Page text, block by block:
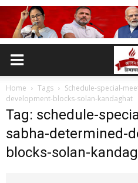
Home Tags
Schedule-special-
development-blocks-solan-kandaghat
Tag: schedule-
sabha-determined-
blocks-solan-